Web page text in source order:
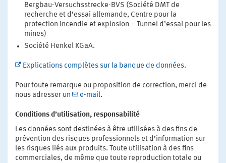
Bergbau-Versuchsstrecke-BVS (Société DMT de
recherche et d’essai allemande, Centre pour la
protection incendie et explosion – Tunnel d’essai pour les
mines)
Société Henkel KGaA.
Explications complètes sur la banque de données.
Pour toute remarque ou proposition de correction, merci de
nous adresser un
e-mail.
Conditions d’utilisation, responsabilité
Les données sont destinées à être utilisées à des fins de
prévention des risques professionnels et d’information sur
les risques liés aux produits. Toute utilisation à des fins
commerciales, de même que toute reproduction totale ou